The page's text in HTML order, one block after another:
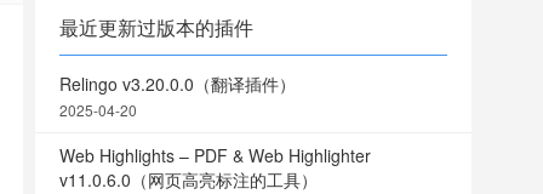
最近更新过版本的插件
Relingo v3.20.0.0（翻译插件）
2025-04-20
Web Highlights – PDF & Web Highlighter
v11.0.6.0（网页高亮标注的工具）